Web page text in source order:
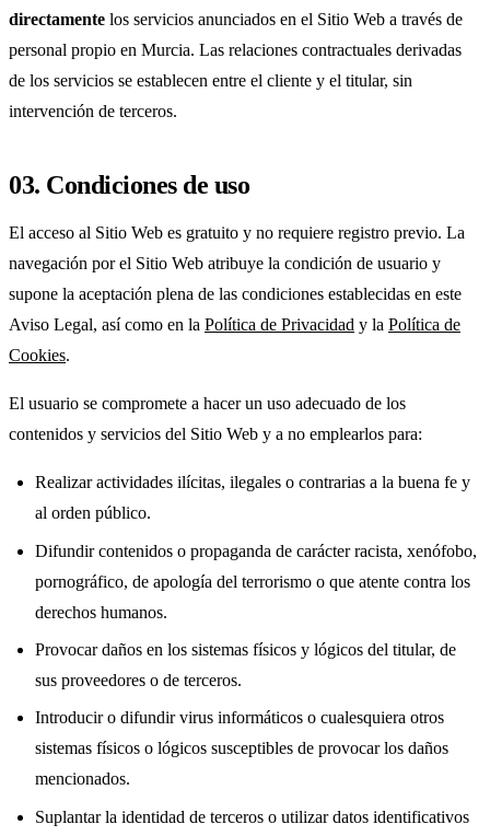
directamente los servicios anunciados en el Sitio Web a través de
personal propio en Murcia. Las relaciones contractuales derivadas
de los servicios se establecen entre el cliente y el titular, sin
intervención de terceros.
03. Condiciones de uso
El acceso al Sitio Web es gratuito y no requiere registro previo. La
navegación por el Sitio Web atribuye la condición de usuario y
supone la aceptación plena de las condiciones establecidas en este
Aviso Legal, así como en la Política de Privacidad y la Política de
Cookies.
El usuario se compromete a hacer un uso adecuado de los
contenidos y servicios del Sitio Web y a no emplearlos para:
Realizar actividades ilícitas, ilegales o contrarias a la buena fe y
al orden público.
Difundir contenidos o propaganda de carácter racista, xenófobo,
pornográfico, de apología del terrorismo o que atente contra los
derechos humanos.
Provocar daños en los sistemas físicos y lógicos del titular, de
sus proveedores o de terceros.
Introducir o difundir virus informáticos o cualesquiera otros
sistemas físicos o lógicos susceptibles de provocar los daños
mencionados.
Suplantar la identidad de terceros o utilizar datos identificativos